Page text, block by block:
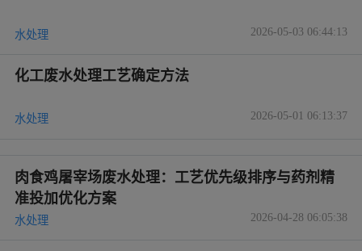
水处理 2026-05-03 06:44:13
化工废水处理工艺确定方法
水处理 2026-05-01 06:13:37
肉食鸡屠宰场废水处理：工艺优先级排序与药剂精
准投加优化方案
水处理 2026-04-28 06:05:38